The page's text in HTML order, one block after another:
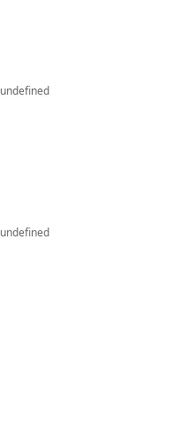
undefined
undefined